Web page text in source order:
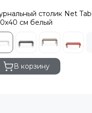
столик Net
см белый
В корзину